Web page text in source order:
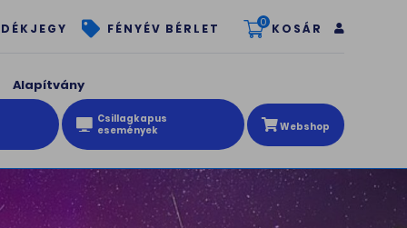
FÉNYÉV BÉRLET 0 KOSÁR
Alapítvány
Csillagkapus
események
Webshop